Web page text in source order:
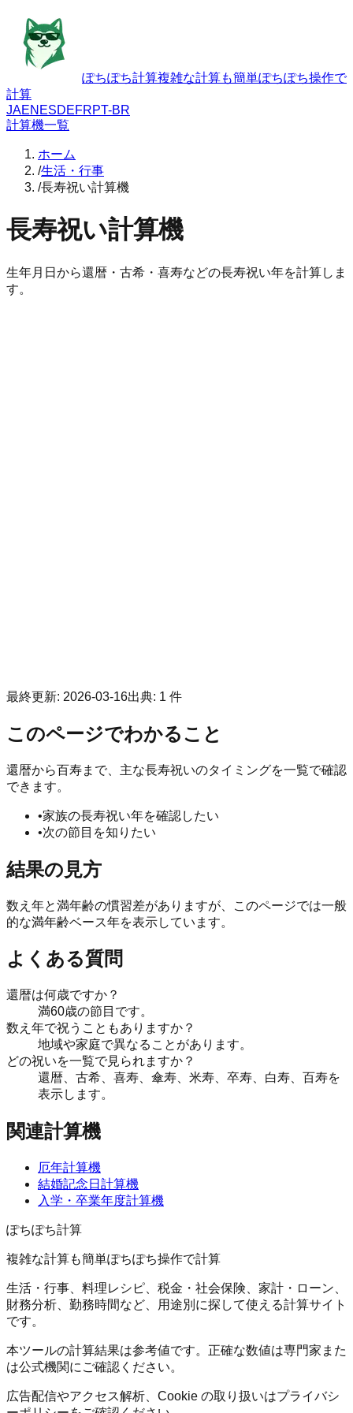
ぽちぽち計算複雑な計算も簡単ぽちぽち操作で
計算
JAEN ESDEFRPT-BR
計算機一覧
ホーム
/生活・行事
/長寿祝い計算機
長寿祝い計算機
生年月日から還暦・古希・喜寿などの長寿祝い年を計算しま
す。
最終更新: 2026-03-16出典: 1 件
このページでわかること
還暦から百寿まで、主な長寿祝いのタイミングを一覧で確認
できます。
•家族の長寿祝い年を確認したい
•次の節目を知りたい
結果の見方
数え年と満年齢の慣習差がありますが、このページでは一般
的な満年齢ベース年を表示しています。
よくある質問
還暦は何歳ですか？
満60歳の節目です。
数え年で祝うこともありますか？
地域や家庭で異なることがあります。
どの祝いを一覧で見られますか？
還暦、古希、喜寿、傘寿、米寿、卒寿、白寿、百寿を
表示します。
関連計算機
厄年計算機
結婚記念日計算機
入学・卒業年度計算機
ぽちぽち計算
複雑な計算も簡単ぽちぽち操作で計算
生活・行事、料理レシピ、税金・社会保険、家計・ローン、
財務分析、勤務時間など、用途別に探して使える計算サイト
です。
本ツールの計算結果は参考値です。正確な数値は専門家また
は公式機関にご確認ください。
広告配信やアクセス解析、Cookie の取り扱いはプライバシ